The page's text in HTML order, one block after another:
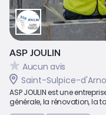
ASP JOULIN
Aucun avis
Saint-Sulpice-
ASP JOULIN est une
générale, la rénovation, la